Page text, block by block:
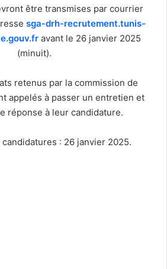
être transmises par courrier
sga-drh-recrutement.tunis-
avant le 26 janvier 2025
(minuit).
retenus par la commission de
appelés à passer un entretien et
réponse à leur candidature.
: 26 janvier 2025.